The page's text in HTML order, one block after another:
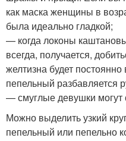
как маска женщины в
была идеально гладкой;
— когда локоны
всегда, получается,
желтизна будет
пепельный разбавляется
— смуглые девушки могут
Можно выделить узкий
пепельный или пепельно